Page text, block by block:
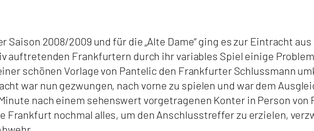
Saison 2008/2009 und für die „Alte Dame“ ging es zur Eintracht
auftretenden Frankfurtern durch ihr variables Spiel einige
schönen Vorlage von Pantelic den Frankfurter Schlussmann
war nun gezwungen, nach vorne zu spielen und war dem
nach einem sehenswert vorgetragenen Konter in Person
Frankfurt nochmal alles, um den Anschlusstreffer zu erzielen,